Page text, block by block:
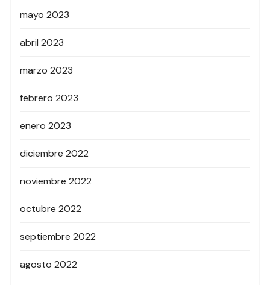
mayo 2023
abril 2023
marzo 2023
febrero 2023
enero 2023
diciembre 2022
noviembre 2022
octubre 2022
septiembre 2022
agosto 2022